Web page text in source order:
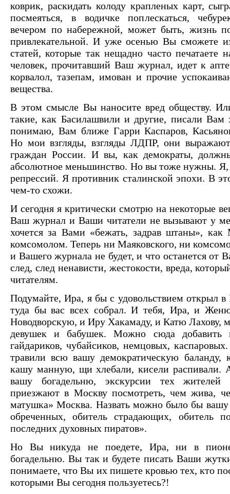
коврик, раскидать колоду крапленых карт,
посмеяться, в водичке поплескаться,
вечером по набережной, может быть, жизнь
привлекательной. И уже осенью Вы сможете
статей, которые так нещадно часто печатаете
человек, прочитавший Ваш журнал, идет к
корвалол, тазепам, имован и прочие
вещества.
В этом смысле Вы наносите вред обществу.
такие, как Басилашвили и другие, писали Вам
понимаю, Вам ближе Гарри Каспаров,
Но мои взгляды, взгляды ЛДПР, они
граждан России. И вы, как демократы,
абсолютное меньшинство. Но вы тоже нужны. Я,
репрессий. Я противник сталинской эпохи. В
чем-то схожи.
И сегодня я критически смотрю на некоторые
Ваш журнал и Ваши читатели не вызывают у
хочется за Вами «бежать, задрав штаны», как
комсомолом. Теперь ни Маяковского, ни
и Вашего журнала не будет, и что останется от
след, след ненависти, жестокости, вреда,
читателям.
Подумайте, Ира, я бы с удовольствием открыл
туда бы вас всех собрал. И тебя, Ира, и
Новодворскую, и Иру Хакамаду, и Катю Лахову,
девушек и бабушек. Можно сюда добавить
гайдариков, чубайсиков, немцовых,
травили всю вашу демократическую баланду,
кашу манную, щи хлебали, кисели распивали.
вашу богадельню, экскурсии тех жителей
приезжают в Москву посмотреть, чем жива,
матушка» Москва. Назвать можно было бы вашу
обреченных, обитель страдающих, обитель
последних духовных пиратов».
Но Вы никуда не поедете, Ира, ни в
богадельню. Вы так и будете писать Ваши
понимаете, что Вы их пишете кровью тех, кто
которыми Вы сегодня пользуетесь?!